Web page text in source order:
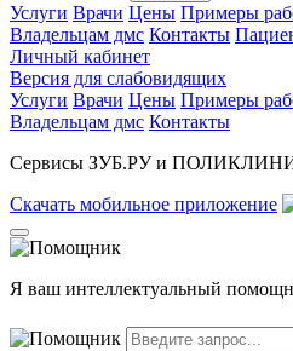
Услуги Врачи Цены Примеры
Владельцам дмс Контакты
Личный кабинет
Версия для слабовидящих
Услуги Врачи Цены Примеры
Владельцам дмс Контакты
Сервисы ЗУБ.РУ и
Скачать мобильное приложение
Я ваш интеллектуальный